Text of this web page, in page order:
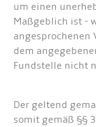
um einen
Maßgeblich ist -
angesprochenen
dem
Fundstelle nicht
Der geltend
somit gemäß §§